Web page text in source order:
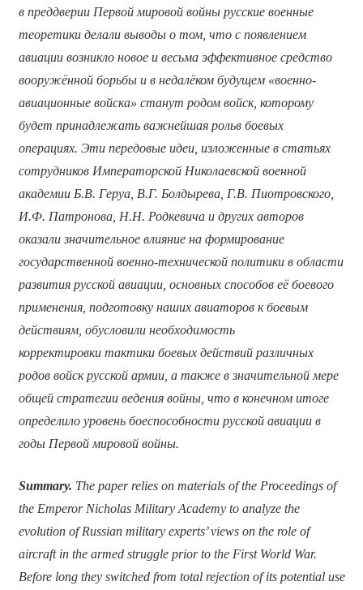
в преддверии Первой мировой войны русские военные
теоретики делали выводы о том, что с появлением
авиации возникло новое и весьма эффективное средство
вооружённой борьбы и в недалёком будущем «военно-
авиационные войска» станут родом войск, которому
будет принадлежать важнейшая рольв боевых
операциях. Эти передовые идеи, изложенные в статьях
сотрудников Императорской Николаевской военной
академии Б.В. Геруа, В.Г. Болдырева, Г.В. Пиотровского,
И.Ф. Патронова, Н.Н. Родкевича и других авторов
оказали значительное влияние на формирование
государственной военно-технической политики в области
развития русской авиации, основных способов её боевого
применения, подготовку наших авиаторов к боевым
действиям, обусловили необходимость
корректировки тактики боевых действий различных
родов войск русской армии, а также в значительной мере
общей стратегии ведения войны, что в конечном итоге
определило уровень боеспособности русской авиации в
годы Первой мировой войны.
Summary. The paper relies on materials of the Proceedings of
the Emperor Nicholas Military Academy to analyze the
evolution of Russian military experts’ views on the role of
aircraft in the armed struggle prior to the First World War.
Before long they switched from total rejection of its potential use